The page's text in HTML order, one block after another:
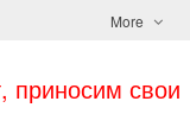
More
приносим свои